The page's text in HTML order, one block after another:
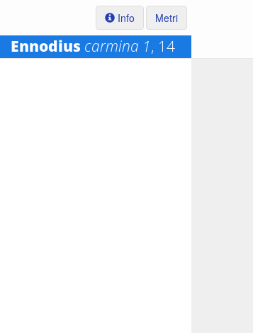
Info Metri
Ennodius carmina 1, 14